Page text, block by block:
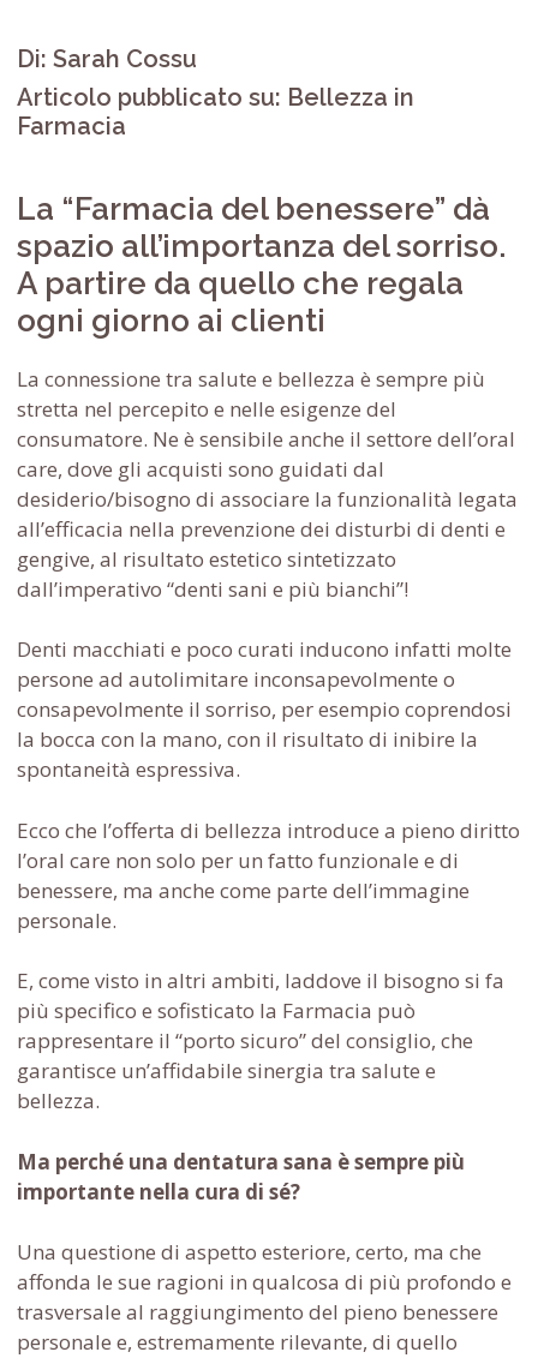
Di: Sarah Cossu
Articolo pubblicato su: Bellezza in
Farmacia
La “Farmacia del benessere” dà
spazio all’importanza del sorriso.
A partire da quello che regala
ogni giorno ai clienti
La connessione tra salute e bellezza è sempre più
stretta nel percepito e nelle esigenze del
consumatore. Ne è sensibile anche il settore dell’oral
care, dove gli acquisti sono guidati dal
desiderio/bisogno di associare la funzionalità legata
all’efficacia nella prevenzione dei disturbi di denti e
gengive, al risultato estetico sintetizzato
dall’imperativo “denti sani e più bianchi”!
Denti macchiati e poco curati inducono infatti molte
persone ad autolimitare inconsapevolmente o
consapevolmente il sorriso, per esempio coprendosi
la bocca con la mano, con il risultato di inibire la
spontaneità espressiva.
Ecco che l’offerta di bellezza introduce a pieno diritto
l’oral care non solo per un fatto funzionale e di
benessere, ma anche come parte dell’immagine
personale.
E, come visto in altri ambiti, laddove il bisogno si fa
più specifico e sofisticato la Farmacia può
rappresentare il “porto sicuro” del consiglio, che
garantisce un’affidabile sinergia tra salute e
bellezza.
Ma perché una dentatura sana è sempre più
importante nella cura di sé?
Una questione di aspetto esteriore, certo, ma che
affonda le sue ragioni in qualcosa di più profondo e
trasversale al raggiungimento del pieno benessere
personale e, estremamente rilevante, di quello